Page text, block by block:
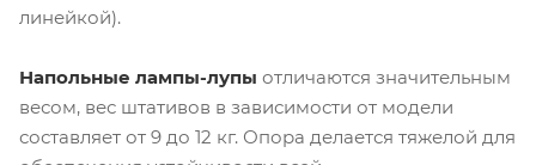
линейкой).
Напольные лампы-лупы отличаются значительным
весом, вес штативов в зависимости от модели
составляет от 9 до 12 кг. Опора делается тяжелой для